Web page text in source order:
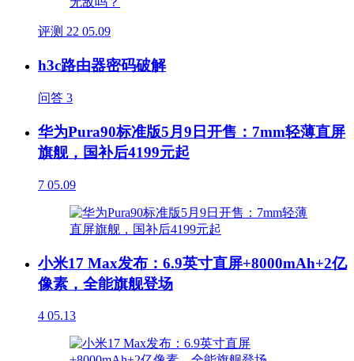
评测 22 05.09
h3c路由器密码破解
问答 3
华为Pura90标准版5月9日开售：7mm轻薄直屏
旗舰，国补后4199元起
7 05.09
小米17 Max发布：6.9英寸直屏+8000mAh+2亿
像素，全能旗舰登场
4 05.13